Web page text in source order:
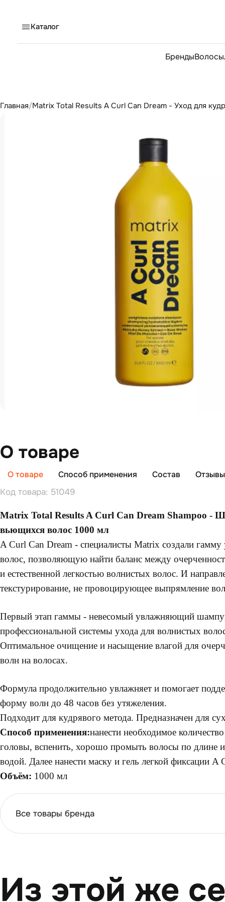
Каталог
БрендыВолосы
Главная/Matrix Total Results A Curl Can Dream - Уход для
О товаре
О товаре Способ применения Состав
Код товара: 51049
Matrix Total Results A Curl Can Dream Shampoo -
вьющихся волос 1000 мл
A Curl Can Dream - специалисты Matrix создали
волос, позволяющую найти баланс между
и естественной легкостью волнистых волос. И
текстурирование, не провоцирующее выпрямление
Первый этап гаммы - невесомый увлажняющий
профессиональной системы ухода для волнистых
Оптимальное очищение и насыщение влагой для
волн на волосах.
Формула продолжительно увлажняет и помогает
форму волн до 48 часов без утяжеления.
Подходит для кудрявого метода. Предназначен для
Способ применения:нанести необходимое
головы, вспенить, хорошо промыть волосы по длине
водой. Далее нанести маску и гель легкой фиксации A
Объём: 1000 мл
Все товары бренда
Из этой же